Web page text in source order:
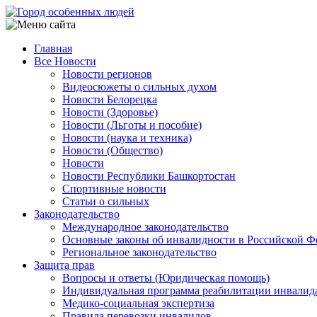
Перейти
к
содержанию
Main
navigation
Главная
Все Новости
Новости регионов
Видеосюжеты о сильных духом
Новости Белорецка
Новости (Здоровье)
Новости (Льготы и пособие)
Новости (наука и техника)
Новости (Общество)
Новости
Новости Республики Башкортостан
Спортивные новости
Статьи о сильных
Законодательство
Международное законодательство
Основные законы об инвалидности в Российской
Региональное законодательство
Защита прав
Вопросы и ответы (Юридическая помощь)
Индивидуальная программа реабилитации
Медико-социальная экспертиза